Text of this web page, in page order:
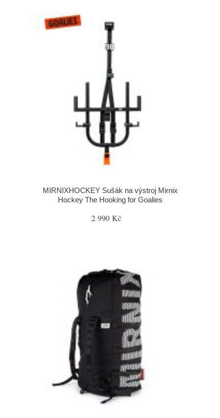
MIRNIXHOCKEY Sušák na výstroj Mirnix
Hockey The Hooking for Goalies
2 990 Kč